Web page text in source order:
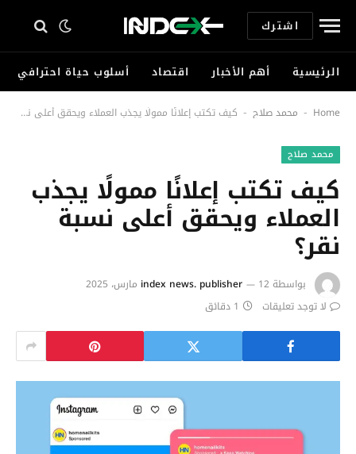
اشترك
الرئيسية أهم الأخبار اقتصاد أسلوب حياة احترافي
Home
- محمد صلاح - كيف تكتب إعلانًا ممولًا يجذب العملاء ويحقق أعلى نسبة نقر؟
محمد صلاح
كيف تكتب إعلانًا ممولًا يجذب
العملاء ويحقق أعلى نسبة
نقر؟
بواسطة index news. publisher
12 مارس، 2025
لا توجد تعليقات
1 دقائق